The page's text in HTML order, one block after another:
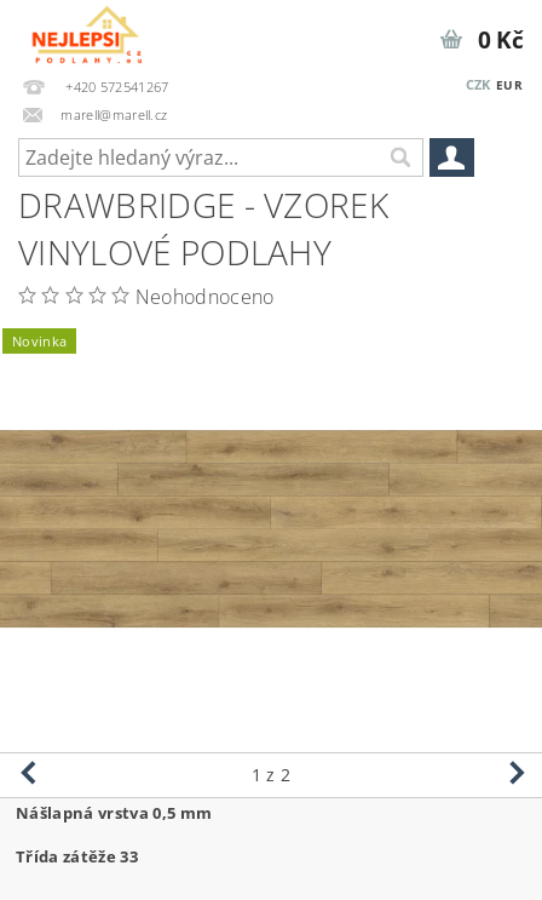
+420 572541267
marell@marell.cz
CZK EUR
0 Kč
DRAWBRIDGE - VZOREK
VINYLOVÉ PODLAHY
Neohodnoceno
Novinka
1 z 2
Nášlapná vrstva 0,5 mm
Třída zátěže 33